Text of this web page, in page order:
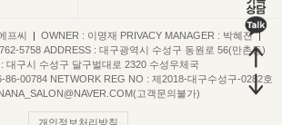
프씨 | OWNER : 이명재 PRIVACY MANAGER : 박혜진 |
5758 ADDRESS : 대구광역시 수성구 동원로 56(만촌동)
대구시 수성구 달구벌대로 2320 수성우체국
86-00784 NETWORK REG NO : 제2018-대구수성구-0282호
고객문의불가)
개인정보처리방침